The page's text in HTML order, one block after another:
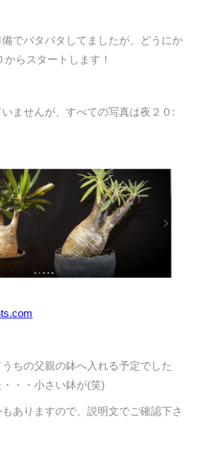
でバタバタしてましたが、どうにか
らスタートします！
ませんが、すべての写真は夜２０:
ちの父親の鉢へ入れる予定でした
・・小さい鉢が(笑)
ありますので、説明文でご確認下さ